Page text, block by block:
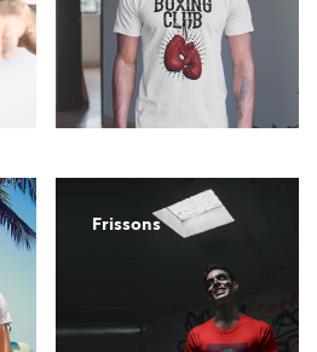
Frissons